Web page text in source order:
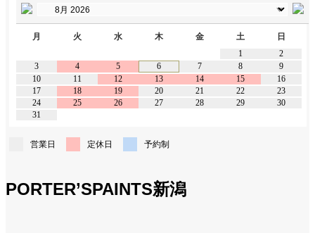
月 火 水 木 金 土
日
1
2
3
4 5 6 7 8
9
10
11 12 13 14 15
16
17
18 19 20 21 22
23
24
25 26 27 28 29
30
31
営業日 定休日 予約制
PORTER’SPAINTS新潟